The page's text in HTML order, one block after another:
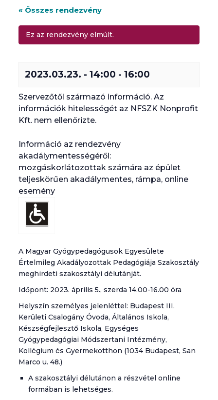
« Összes rendezvény
Ez az rendezvény elmúlt.
2023.03.23. - 14:00 - 16:00
Szervezőtől származó információ. Az
információk hitelességét az NFSZK Nonprofit
Kft. nem ellenőrizte.
Információ az rendezvény
akadálymentességéről:
mozgáskorlátozottak számára az épület
teljeskörűen akadálymentes, rámpa, online
esemény
A Magyar Gyógypedagógusok Egyesülete
Értelmileg Akadályozottak Pedagógiája Szakosztály
meghirdeti szakosztályi délutánját.
Időpont: 2023. április 5., szerda 14.00-16.00 óra
Helyszín személyes jelenléttel: Budapest III.
Kerületi Csalogány Óvoda, Általános Iskola,
Készségfejlesztő Iskola, Egységes
Gyógypedagógiai Módszertani Intézmény,
Kollégium és Gyermekotthon (1034 Budapest, San
Marco u. 48.)
A szakosztályi délutánon a részvétel online
formában is lehetséges.